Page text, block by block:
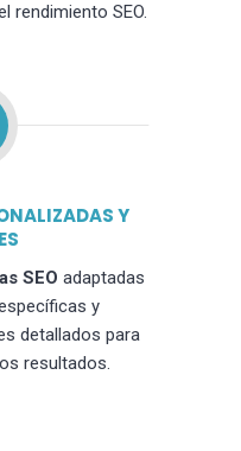
rendimiento SEO.
Y
SEO adaptadas
y
detallados para
resultados.